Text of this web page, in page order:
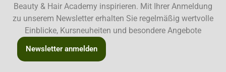
Beauty & Hair Academy inspirieren. Mit Ihrer Anmeldung
zu unserem Newsletter erhalten Sie regelmäßig wertvolle
Einblicke, Kursneuheiten und besondere Angebote
Newsletter anmelden